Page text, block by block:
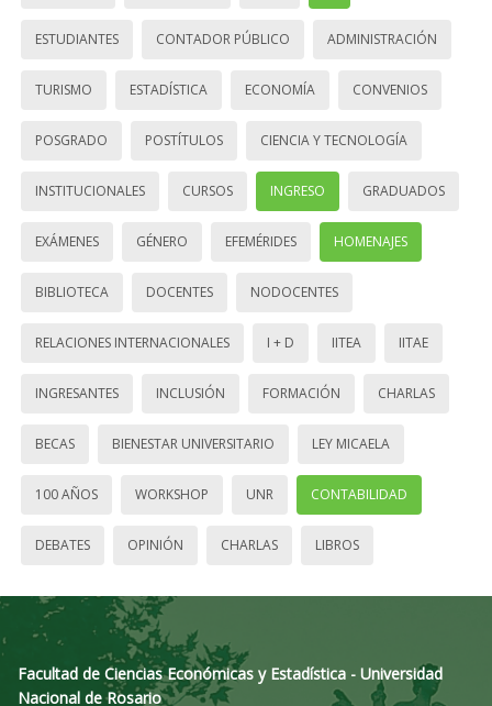
ESTUDIANTES CONTADOR PÚBLICO ADMINISTRACIÓN
TURISMO ESTADÍSTICA ECONOMÍA CONVENIOS
POSGRADO POSTÍTULOS CIENCIA Y TECNOLOGÍA
INSTITUCIONALES CURSOS INGRESO GRADUADOS
EXÁMENES GÉNERO EFEMÉRIDES HOMENAJES
BIBLIOTECA DOCENTES NODOCENTES
RELACIONES INTERNACIONALES I + D IITEA IITAE
INGRESANTES INCLUSIÓN FORMACIÓN CHARLAS
BECAS BIENESTAR UNIVERSITARIO LEY MICAELA
100 AÑOS WORKSHOP UNR CONTABILIDAD
DEBATES OPINIÓN CHARLAS LIBROS
Facultad de Ciencias Económicas y Estadística - Universidad
Nacional de Rosario